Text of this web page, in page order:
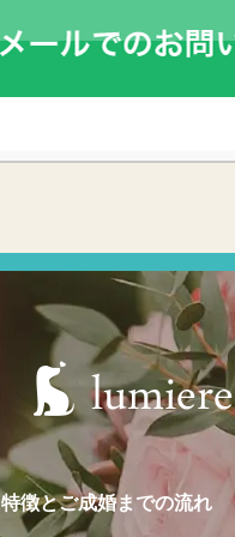
特徴とご成婚までの流れ